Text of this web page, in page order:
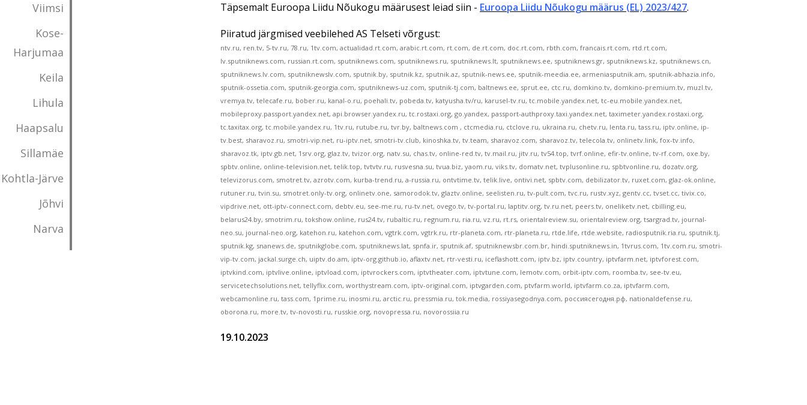
Viimsi
Kose-
Harjumaa
Keila
Lihula
Haapsalu
Sillamäe
Kohtla-Järve
Jõhvi
Narva
Täpsemalt Euroopa Liidu Nõukogu määrusest leiad siin - Euroopa Liidu Nõukogu määrus (EL) 2023/427.
Piiratud järgmised veebilehed AS Telseti võrgust:
ntv.ru, ren.tv, 5-tv.ru, 78.ru, 1tv.com, actualidad.rt.com, arabic.rt.com, rt.com, de.rt.com, doc.rt.com, rbth.com, francais.rt.com, rtd.rt.com,
lv.sputniknews.com, russian.rt.com, sputniknews.com, sputniknews.ru, sputniknews.lt, sputniknews.ee, sputniknews.gr, sputniknews.kz, sputniknews.cn,
sputniknews.lv.com, sputniknewslv.com, sputnik.by, sputnik.kz, sputnik.az, sputnik-news.ee, sputnik-meedia.ee, armeniasputnik.am, sputnik-abhazia.info,
sputnik-ossetia.com, sputnik-georgia.com, sputniknews-uz.com, sputnik-tj.com, baltnews.ee, sprut.ee, ctc.ru, domkino.tv, domkino-premium.tv, muzl.tv,
vremya.tv, telecafe.ru, bober.ru, kanal-o.ru, poehali.tv, pobeda.tv, katyusha.tv/ru, karusel-tv.ru, tc.mobile.yandex.net, tc-eu.mobile.yandex.net,
mobileproxy.passport.yandex.net, api.browser.yandex.ru, tc.rostaxi.org, go.yandex, passport-authproxy.taxi.yandex.net, taximeter.yandex.rostaxi.org,
tc.taxitax.org, tc.mobile.yandex.ru, 1tv.ru, rutube.ru, tvr.by, baltnews.com , ctcmedia.ru, ctclove.ru, ukraina.ru, chetv.ru, lenta.ru, tass.ru, iptv.online, ip-
tv.best, sharavoz.ru, smotri-vip.net, ru-iptv.net, smotri-tv.club, kinoshka.tv, tv.team, sharavoz.com, sharavoz.tv, telecola.tv, onlinetv.link, fox-tv.info,
sharavoz.tk, iptv.gb.net, 1srv.org, glaz.tv, tvizor.org, natv.su, chas.tv, online-red.tv, tv.mail.ru, jitv.ru, tv54.top, tvrf.online, efir-tv.online, tv-rf.com, oxe.by,
spbtv.online, online-television.net, telik.top, tvtvtv.ru, rusvesna.su, tvua.biz, yaom.ru, viks.tv, domatv.net, tvplusonline.ru, spbtvonline.ru, dozatv.org,
televizorus.com, smotret.tv, azrotv.com, kurba-trend.ru, a-russia.ru, ontvtime.tv, telik.live, ontivi.net, spbtv.com, debilizator.tv, ruxet.com, glaz-ok.online,
rutuner.ru, tvin.su, smotret.only-tv.org, onlinetv.one, samorodok.tv, glaztv.online, seelisten.ru, tv-pult.com, tvc.ru, rustv.xyz, gentv.cc, tvset.cc, tivix.co,
vipdrive.net, ott-iptv-connect.com, debtv.eu, see-me.ru, ru-tv.net, ovego.tv, tv-portal.ru, laptitv.org, tv.ru.net, peers.tv, oneliketv.net, cbilling.eu,
belarus24.by, smotrim.ru, tokshow.online, rus24.tv, rubaltic.ru, regnum.ru, ria.ru, vz.ru, rt.rs, orientalreview.su, orientalreview.org, tsargrad.tv, journal-
neo.su, journal-neo.org, katehon.ru, katehon.com, vgtrk.com, vgtrk.ru, rtr-planeta.com, rtr-planeta.ru, rtde.life, rtde.website, radiosputnik.ria.ru, sputnik.tj,
sputnik.kg, snanews.de, sputnikglobe.com, sputniknews.lat, spnfa.ir, sputnik.af, sputniknewsbr.com.br, hindi.sputniknews.in, 1tvrus.com, 1tv.com.ru, smotri-
vip-tv.com, jackal.surge.ch, uiptv.do.am, iptv-org.github.io, aflaxtv.net, rtr-vesti.ru, iceflashott.com, iptv.bz, iptv.country, iptvfarm.net, iptvforest.com,
iptvkind.com, iptvlive.online, iptvload.com, iptvrockers.com, iptvtheater.com, iptvtune.com, lemotv.com, orbit-iptv.com, roomba.tv, see-tv.eu,
servicetechsolutions.net, tellyflix.com, worthystream.com, iptv-original.com, iptvgarden.com, ptvfarm.world, iptvfarm.co.za, iptvfarm.com,
webcamonline.ru, tass.com, 1prime.ru, inosmi.ru, arctic.ru, pressmia.ru, tok.media, rossiyasegodnya.com, россиясегодня.рф, nationaldefense.ru,
oborona.ru, more.tv, tv-novosti.ru, russkie.org, novopressa.ru, novorossiia.ru
19.10.2023